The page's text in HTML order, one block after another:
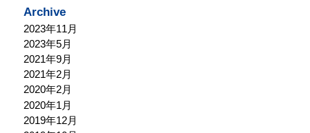
Archive
2023年11月
2023年5月
2021年9月
2021年2月
2020年2月
2020年1月
2019年12月